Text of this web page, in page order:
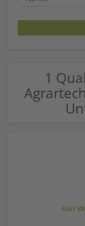
1
Karl